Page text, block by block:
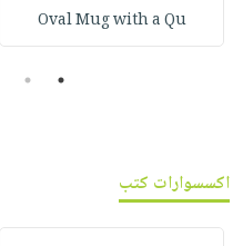
Oval Mug with a Qu
1
2
اكسسوارات كتب